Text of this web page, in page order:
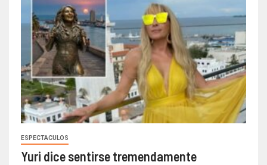
ESPECTACULOS
Yuri dice sentirse tremendamente